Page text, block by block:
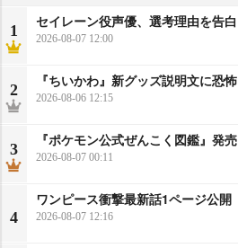
1
セイレーン役声優、選考理由を告白
2026-08-07 12:00
2
『ちいかわ』新グッズ説明文に恐怖
2026-08-06 12:15
3
『ポケモン公式ぜんこく図鑑』発売
2026-08-07 00:11
4
ワンピース衝撃最新話1ページ公開
2026-08-07 12:16